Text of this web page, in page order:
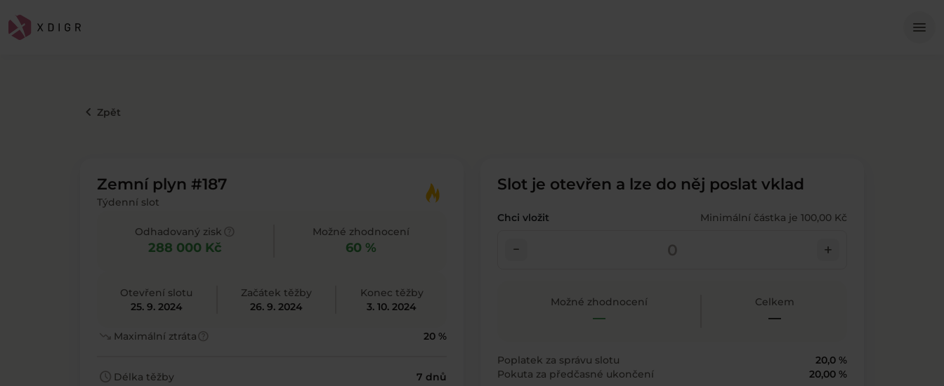
menu
keyboard_arrow_left Zpět
Zemní plyn #187
Týdenní slot
Odhadovaný zisk
288 000 Kč
Možné zhodnocení
60 %
Otevření slotu
25. 9. 2024
Začátek těžby
26. 9. 2024
Konec těžby
3. 10. 2024
trending_down Maximální ztrátahelp 20 %
schedule Délka těžby 7 dnů
Slot je otevřen a lze do něj poslat vklad
Chci vložit Minimální částka je 100,00 Kč
check_indeterminate_small add
Možné zhodnocení
—
Celkem
—
Poplatek za správu slotu
20,0 %
Pokuta za předčasné ukončení
20,00 %